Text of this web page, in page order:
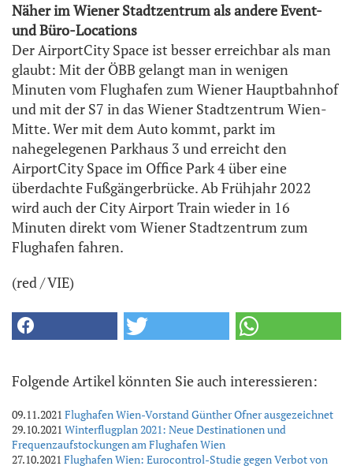
Näher im Wiener Stadtzentrum als andere Event-
und Büro-Locations
Der AirportCity Space ist besser erreichbar als man
glaubt: Mit der ÖBB gelangt man in wenigen
Minuten vom Flughafen zum Wiener Hauptbahnhof
und mit der S7 in das Wiener Stadtzentrum Wien-
Mitte. Wer mit dem Auto kommt, parkt im
nahegelegenen Parkhaus 3 und erreicht den
AirportCity Space im Office Park 4 über eine
überdachte Fußgängerbrücke. Ab Frühjahr 2022
wird auch der City Airport Train wieder in 16
Minuten direkt vom Wiener Stadtzentrum zum
Flughafen fahren.
(red / VIE)
Folgende Artikel könnten Sie auch interessieren:
09.11.2021 Flughafen Wien-Vorstand Günther Ofner ausgezeichnet
29.10.2021 Winterflugplan 2021: Neue Destinationen und
Frequenzaufstockungen am Flughafen Wien
27.10.2021 Flughafen Wien: Eurocontrol-Studie gegen Verbot von